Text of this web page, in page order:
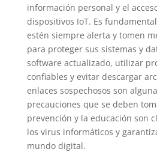
información personal y el
dispositivos IoT. Es
estén siempre alerta y tomen
para proteger sus sistemas y
software actualizado, utilizar
confiables y evitar descargar
enlaces sospechosos son
precauciones que se deben
prevención y la educación son
los virus informáticos y
mundo digital.